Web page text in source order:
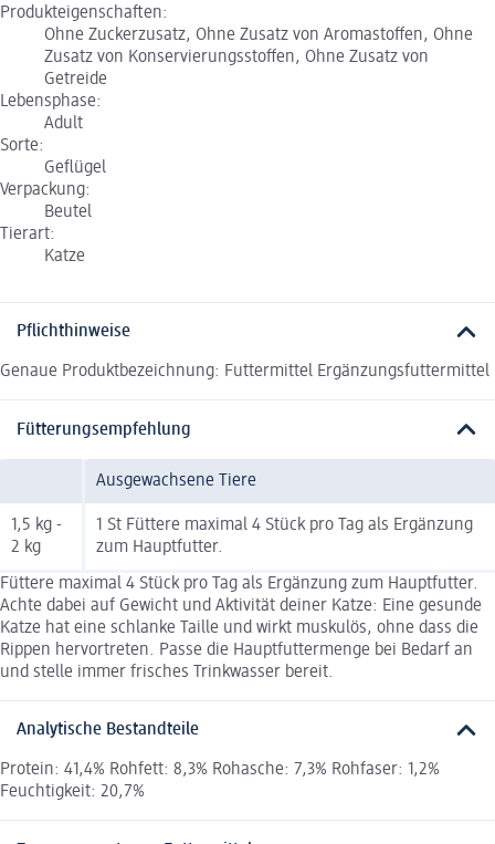
Produkteigenschaften:
Ohne Zuckerzusatz, Ohne Zusatz von Aromastoffen, Ohne
Zusatz von Konservierungsstoffen, Ohne Zusatz von
Getreide
Lebensphase:
Adult
Sorte:
Geflügel
Verpackung:
Beutel
Tierart:
Katze
Pflichthinweise
Genaue Produktbezeichnung: Futtermittel Ergänzungsfuttermittel
Fütterungsempfehlung
Ausgewachsene Tiere
1,5 kg -
2 kg
1 St Füttere maximal 4 Stück pro Tag als Ergänzung
zum Hauptfutter.
Füttere maximal 4 Stück pro Tag als Ergänzung zum Hauptfutter.
Achte dabei auf Gewicht und Aktivität deiner Katze: Eine gesunde
Katze hat eine schlanke Taille und wirkt muskulös, ohne dass die
Rippen hervortreten. Passe die Hauptfuttermenge bei Bedarf an
und stelle immer frisches Trinkwasser bereit.
Analytische Bestandteile
Protein: 41,4% Rohfett: 8,3% Rohasche: 7,3% Rohfaser: 1,2%
Feuchtigkeit: 20,7%